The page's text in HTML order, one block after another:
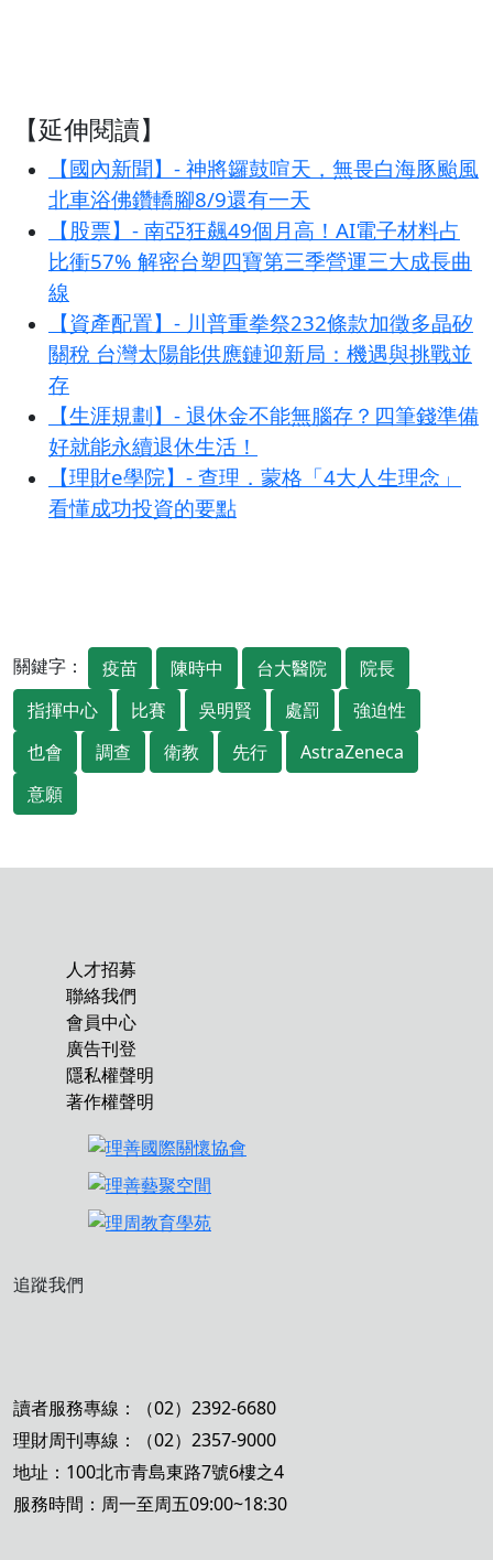
【延伸閱讀】
【國內新聞】- 神將鑼鼓喧天，無畏白海豚颱風
北車浴佛鑽轎腳8/9還有一天
【股票】- 南亞狂飆49個月高！AI電子材料占
比衝57% 解密台塑四寶第三季營運三大成長曲
線
【資產配置】- 川普重拳祭232條款加徵多晶矽
關稅 台灣太陽能供應鏈迎新局：機遇與挑戰並
存
【生涯規劃】- 退休金不能無腦存？四筆錢準備
好就能永續退休生活！
【理財e學院】- 查理．蒙格「4大人生理念」
看懂成功投資的要點
關鍵字： 疫苗 陳時中 台大醫院
院長
指揮中心
比賽 吳明賢 處罰
強迫性
也會
調查 衛教 先行
AstraZeneca
意願
人才招募
聯絡我們
會員中心
廣告刊登
隱私權聲明
著作權聲明
追蹤我們
讀者服務專線：（02）2392-6680
理財周刊專線：（02）2357-9000
地址：100北市青島東路7號6樓之4
服務時間：周一至周五09:00~18:30